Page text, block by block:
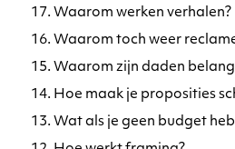
17. Waarom werken verhalen?
16. Waarom toch weer
15. Waarom zijn daden
14. Hoe maak je proposities
13. Wat als je geen budget